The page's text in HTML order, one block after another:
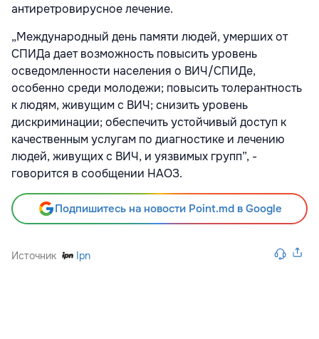
антиретровирусное лечение.
„Международный день памяти людей, умерших от
СПИДа дает возможность повысить уровень
осведомленности населения о ВИЧ/СПИДе,
особенно среди молодежи; повысить толерантность
к людям, живущим с ВИЧ; снизить уровень
дискриминации; обеспечить устойчивый доступ к
качественным услугам по диагностике и лечению
людей, живущих с ВИЧ, и уязвимых групп”, -
говорится в сообщении НАОЗ.
Подпишитесь на новости Point.md в Google
Источник Ipn